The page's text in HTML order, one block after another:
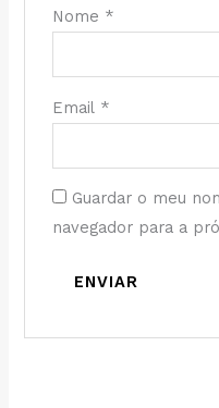
Nome *
Email *
Guardar o meu
navegador para a